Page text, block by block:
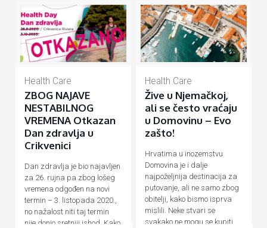
Health Care
ZBOG NAJAVE
NESTABILNOG
VREMENA Otkazan
Dan zdravlja u
Crikvenici
Dan zdravlja je bio najavljen
za 26. rujna pa zbog lošeg
vremena odgođen na novi
termin – 3. listopada 2020.,
no nažalost niti taj termin
nije donio sretniji ishod. Kako
Health Care
Žive u Njemačkoj,
ali se često vraćaju
u Domovinu – Evo
zašto!
Hrvatima u inozemstvu
Domovina je i dalje
najpoželjnija destinacija za
putovanje, ali ne samo zbog
obitelji, kako bismo isprva
mislili. Neke stvari se
svakako ne mogu se kupiti